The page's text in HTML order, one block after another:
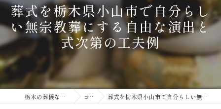
葬式を栃木県小山市で自分らし
い無宗教葬にする自由な演出と
式次第の工夫例
栃木の葬儀なら小山あんしん葬祭 コラム 葬式を栃木県小山市で自分らしい無宗教葬にする自由な演出と式次第の工夫例